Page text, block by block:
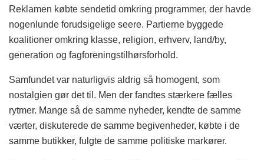
Reklamen købte sendetid omkring programmer, der havde
nogenlunde forudsigelige seere. Partierne byggede
koalitioner omkring klasse, religion, erhverv, land/by,
generation og fagforeningstilhørsforhold.
Samfundet var naturligvis aldrig så homogent, som
nostalgien gør det til. Men der fandtes stærkere fælles
rytmer. Mange så de samme nyheder, kendte de samme
værter, diskuterede de samme begivenheder, købte i de
samme butikker, fulgte de samme politiske markører.